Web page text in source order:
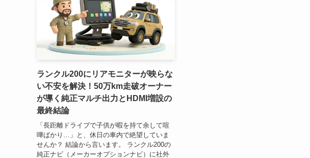
ランクル200にリアモニターが映らな
い不安を解決！50万km走破オーナー
が導く純正マルチ出力とHDMI増設の
最終結論
「長距離ドライブで子供が暇を持て余して喧
嘩ばかり…」と、休日の車内で絶望していま
せんか？ 結論から言います。 ランクル200の
純正ナビ（メーカーオプションナビ）に社外